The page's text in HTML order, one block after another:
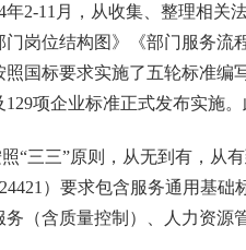
年2-11 月，从收集、整理相关
门岗位结构图》《部门服务流
照国标要求实施了五轮标准编
129项企业标准正式发布实施。
“三三”原则，从无到有，从
）要求包含服务通用基础
务（含质量控制）、人力资源